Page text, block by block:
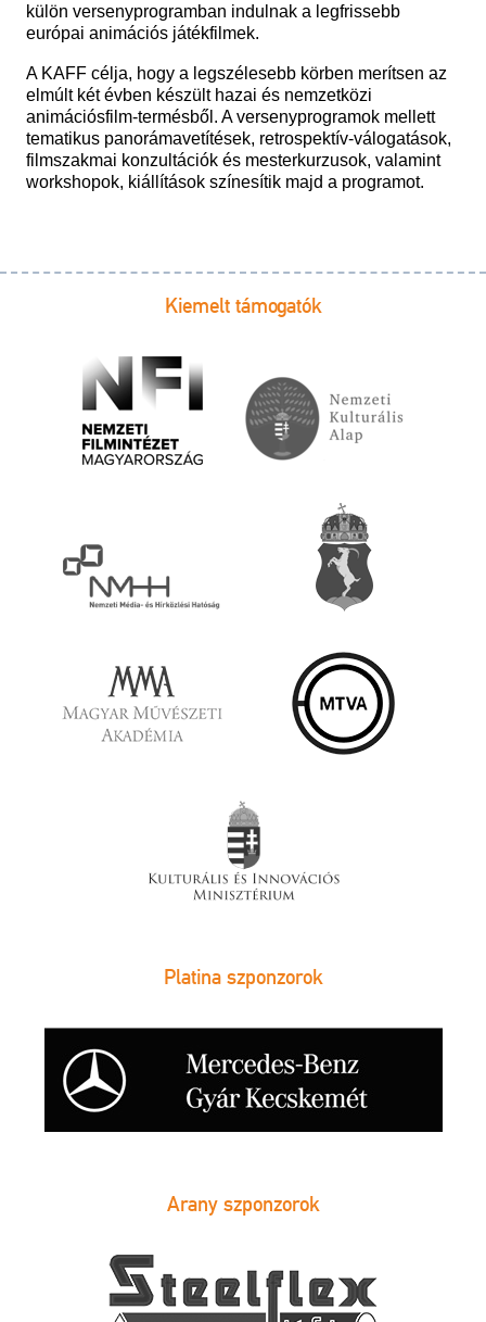
külön versenyprogramban indulnak a legfrissebb
európai animációs játékfilmek.
A KAFF célja, hogy a legszélesebb körben merítsen az
elmúlt két évben készült hazai és nemzetközi
animációsfilm-termésből. A versenyprogramok mellett
tematikus panorámavetítések, retrospektív-válogatások,
filmszakmai konzultációk és mesterkurzusok, valamint
workshopok, kiállítások színesítik majd a programot.
Kiemelt támogatók
Platina szponzorok
Arany szponzorok